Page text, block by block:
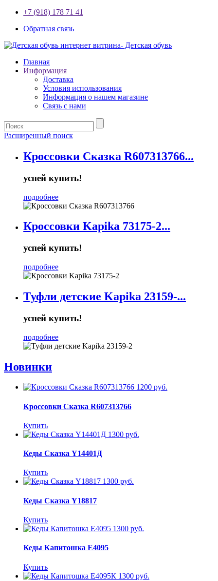
+7 (918) 178 71 41
Обратная связь
Главная
Информация
Доставка
Условия использования
Информация о нашем магазине
Связь с нами
Расширенный поиск
Кроссовки Сказка R607313766...
успей купить!
подробнее
Кроссовки Kapika 73175-2...
успей купить!
подробнее
Туфли детские Kapika 23159-...
успей купить!
подробнее
Новинки
1200 руб.
Кроссовки Сказка R607313766
Купить
1300 руб.
Кеды Сказка Y14401Д
Купить
1300 руб.
Кеды Сказка Y18817
Купить
1300 руб.
Кеды Капитошка E4095
Купить
1300 руб.